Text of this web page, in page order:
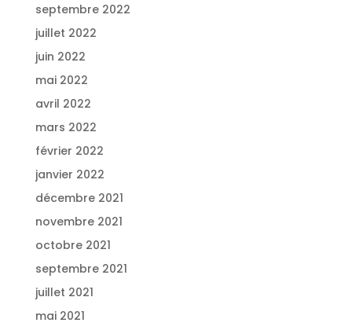
septembre 2022
juillet 2022
juin 2022
mai 2022
avril 2022
mars 2022
février 2022
janvier 2022
décembre 2021
novembre 2021
octobre 2021
septembre 2021
juillet 2021
mai 2021